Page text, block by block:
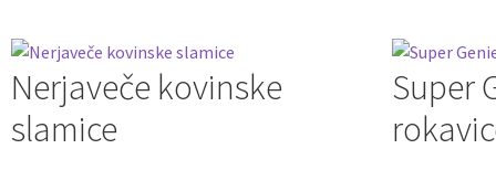
Nerjaveče kovinske
slamice
Super